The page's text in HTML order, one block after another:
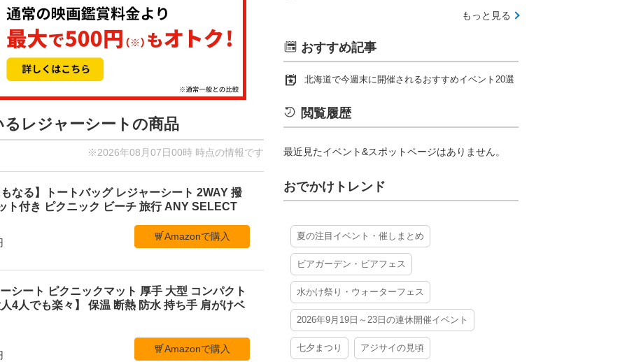
レジャーシートの商品
※2026年08月07日00時 時点の情報です
なる】トートバッグ レジャーシート 2WAY 撥
ト付き ピクニック ビーチ 旅行 ANY SELECT
Amazonで購入
シート ピクニックマット 厚手 大型 コンパクト
4人でも楽々】 保温 断熱 防水 持ち手 肩がけベ
Amazonで購入
もっと見る
おすすめ記事
北海道で今週末に開催されるおすすめイベント20選
閲覧履歴
最近見たイベント&スポットページはありません。
おでかけトレンド
夏の注目イベント・催しまとめ
ビアガーデン・ビアフェス
水かけ祭り・ウォーターフェス
2026年9月19日～23日の連休開催イベント
七夕まつり アジサイの見頃